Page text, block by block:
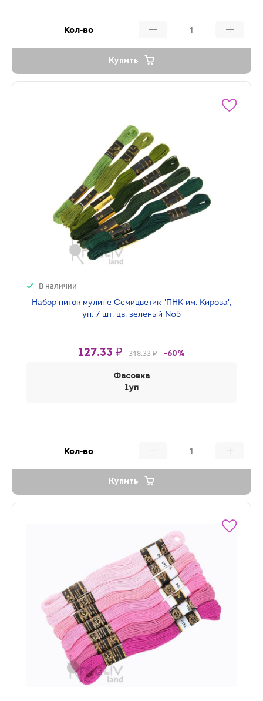
Кол-во
Купить
В наличии
Набор ниток мулине Семицветик "ПНК им. Кирова",
уп. 7 шт, цв. зеленый №5
127.33 ₽ 318.33 ₽ -60%
Фасовка
1уп
Кол-во
Купить